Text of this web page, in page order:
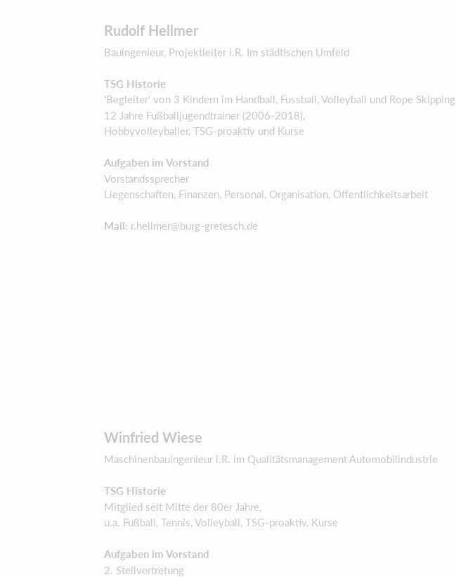
Rudolf Hellmer
Bauingenieur, Projektleiter i.R. Im städtischen Umfeld
TSG Historie
'Begleiter' von 3 Kindern im Handball, Fussball, Volleyball und Rope Skipping
12 Jahre Fußballjugendtrainer (2006-2018),
Hobbyvolleyballer, TSG-proaktiv und Kurse
Aufgaben im Vorstand
Vorstandssprecher
Liegenschaften, Finanzen, Personal, Organisation, Öffentlichkeitsarbeit
Mail: r.hellmer@burg-gretesch.de
Winfried Wiese
Maschinenbauingenieur i.R. im Qualitätsmanagement Automobilindustrie
TSG Historie
Mitglied seit Mitte der 80er Jahre,
u.a. Fußball, Tennis, Volleyball, TSG-proaktiv, Kurse
Aufgaben im Vorstand
2. Stellvertretung